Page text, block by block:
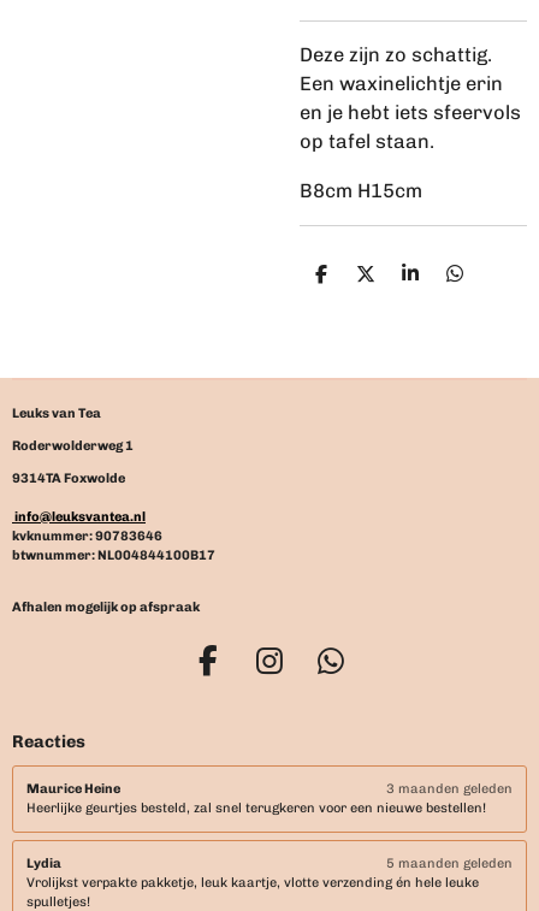
Deze zijn zo schattig.
Een waxinelichtje erin
en je hebt iets sfeervols
op tafel staan.
B8cm H15cm
D
D
S
D
Leuks van Tea
Roderwolderweg 1
9314TA Foxwolde
info@leuksvantea.nl
kvknummer: 90783646
btwnummer: NL004844100B17
Afhalen mogelijk op afspraak
F
e
o
o
k
I
t
g
r
a
W
t
A
p
p
Reacties
Maurice Heine
3 maanden geleden
Heerlijke geurtjes besteld, zal snel terugkeren voor een nieuwe bestellen!
Lydia
5 maanden geleden
Vrolijkst verpakte pakketje, leuk kaartje, vlotte verzending én hele leuke
spulletjes!